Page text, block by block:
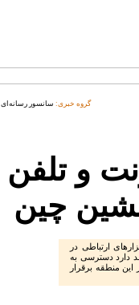
گروه خبری: سانسور رسانه‌ای
و تلفن
چین
ارتباطی در
دارد دسترسی به
این منطقه برقرار